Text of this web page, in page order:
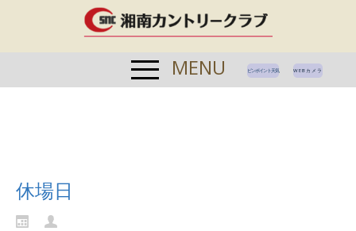
ピンポイント天気 WEBカメラ
MENU
休場日